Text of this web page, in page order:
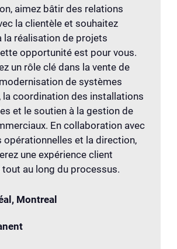
aimez bâtir des relations
la clientèle et souhaitez
la réalisation de projets
opportunité est pour vous.
un rôle clé dans la vente de
de systèmes
la coordination des installations
et le soutien à la gestion de
En collaboration avec
opérationnelles et la direction,
une expérience client
au long du processus.
Montreal